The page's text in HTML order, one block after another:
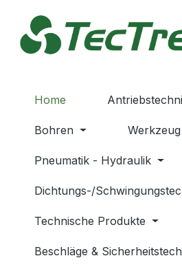
Hauptinhalt springen
Zur Suche springen
Zur Hauptnavigation springen
Home
Bohren Werkzeug
Pneumatik - Hydraulik
Dichtungs-/
Technische Produkte
Beschläge &